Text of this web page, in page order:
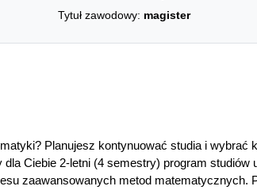
Tytuł zawodowy: magister
Planujesz kontynuować studia i wybrać
Ciebie 2-letni (4 semestry) program studiów
zaawansowanych metod matematycznych.